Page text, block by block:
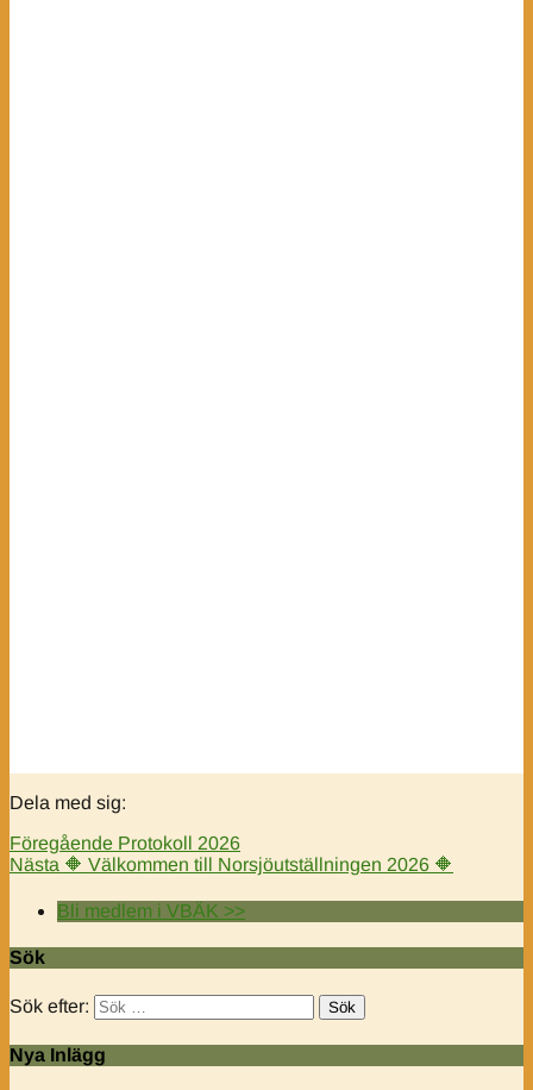
Dela med sig:
Föregående Protokoll 2026
Nästa 🔶️ Välkommen till Norsjöutställningen 2026 🔶️
Bli medlem i VBÄK >>
Sök
Sök efter:
Nya Inlägg